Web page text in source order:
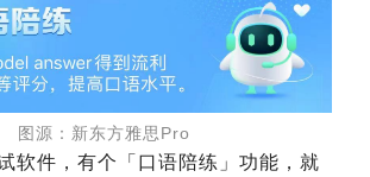
图源：新东方雅思Pro
软件，有个「口语陪练」功能，就